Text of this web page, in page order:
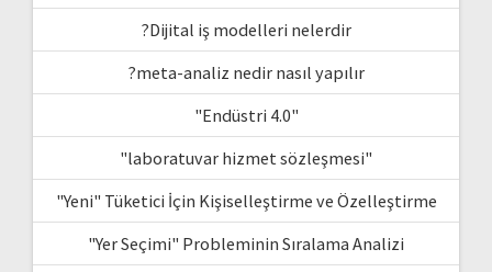
?Dijital iş modelleri nelerdir
?meta-analiz nedir nasıl yapılır
"Endüstri 4.0"
"laboratuvar hizmet sözleşmesi"
"Yeni" Tüketici İçin Kişiselleştirme ve Özelleştirme
"Yer Seçimi" Probleminin Sıralama Analizi